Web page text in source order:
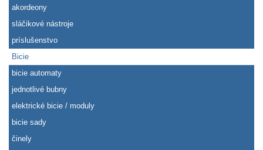
akordeony
sláčikové nástroje
príslušenstvo
Bicie
bicie automaty
jednotlivé bubny
elektrické bicie / moduly
bicie sady
činely